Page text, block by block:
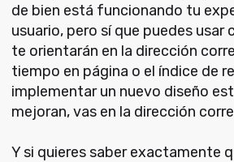
de bien está funcionando tu
usuario, pero sí que puedes usar
te orientarán en la dirección
tiempo en página o el índice de
implementar un nuevo diseño
mejoran, vas en la dirección
Y si quieres saber exactamente